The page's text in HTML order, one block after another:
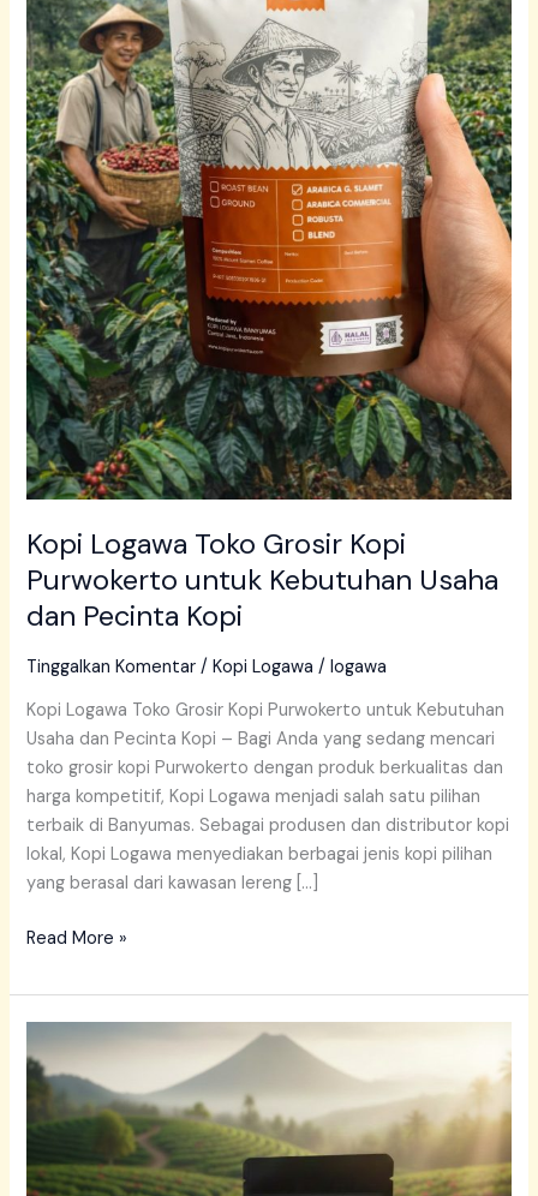
Kopi Logawa Toko Grosir Kopi
Purwokerto untuk Kebutuhan Usaha
dan Pecinta Kopi
Tinggalkan Komentar /Kopi Logawa /logawa
Kopi Logawa Toko Grosir Kopi Purwokerto untuk Kebutuhan
Usaha dan Pecinta Kopi – Bagi Anda yang sedang mencari
toko grosir kopi Purwokerto dengan produk berkualitas dan
harga kompetitif, Kopi Logawa menjadi salah satu pilihan
terbaik di Banyumas. Sebagai produsen dan distributor kopi
lokal, Kopi Logawa menyediakan berbagai jenis kopi pilihan
yang berasal dari kawasan lereng […]
Usaha
dan
Pecinta
Kopi
Read More »
Logawa
Suplier
Kopi
dan